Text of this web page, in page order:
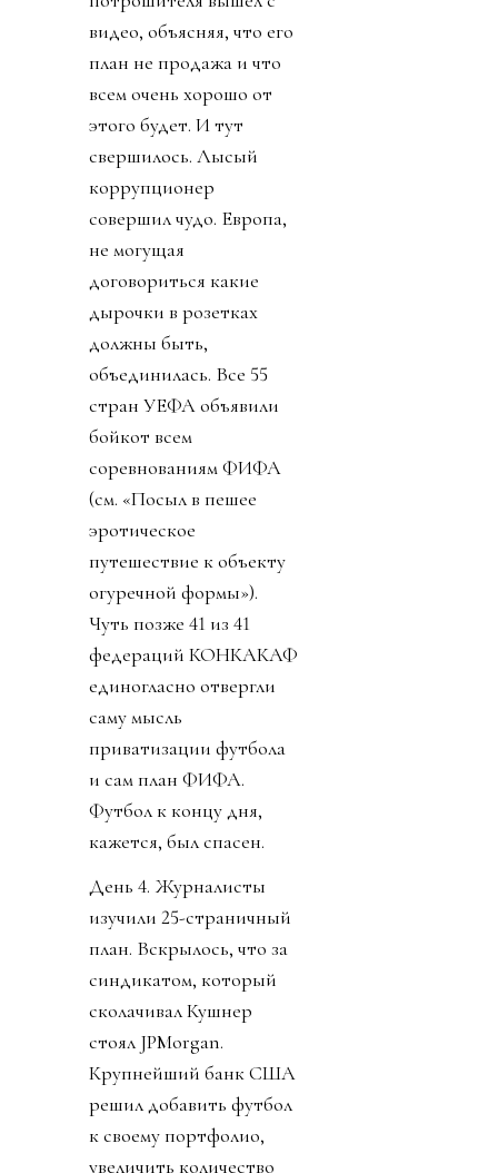
видео, объясняя, что его
план не продажа и что
всем очень хорошо от
этого будет. И тут
свершилось. Лысый
коррупционер
совершил чудо. Европа,
не могущая
договориться какие
дырочки в розетках
должны быть,
объединилась. Все 55
стран УЕФА объявили
бойкот всем
соревнованиям ФИФА
(см. «Посыл в пешее
эротическое
путешествие к объекту
огуречной формы»).
Чуть позже 41 из 41
федераций КОНКАКАФ
единогласно отвергли
саму мысль
приватизации футбола
и сам план ФИФА.
Футбол к концу дня,
кажется, был спасен.
День 4. Журналисты
изучили 25-страничный
план. Вскрылось, что за
синдикатом, который
сколачивал Кушнер
стоял JPMorgan.
Крупнейший банк США
решил добавить футбол
к своему портфолио,
увеличить количество